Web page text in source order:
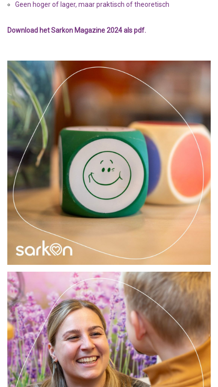
Geen hoger of lager, maar praktisch of theoretisch
Download het Sarkon Magazine 2024 als pdf.